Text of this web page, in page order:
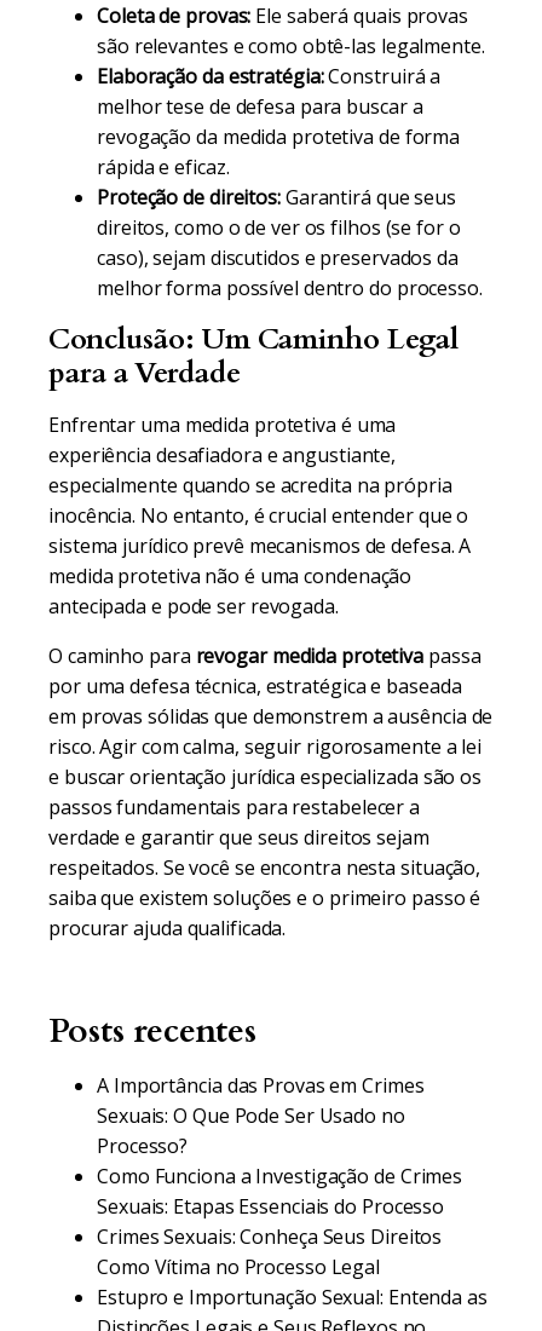
Coleta de provas: Ele saberá quais provas
são relevantes e como obtê-las legalmente.
Elaboração da estratégia:Construirá a
melhor tese de defesa para buscar a
revogação da medida protetiva de forma
rápida e eficaz.
Proteção de direitos:Garantirá que seus
direitos, como o de ver os filhos (se for o
caso), sejam discutidos e preservados da
melhor forma possível dentro do processo.
Conclusão: Um Caminho Legal
para a Verdade
Enfrentar uma medida protetiva é uma
experiência desafiadora e angustiante,
especialmente quando se acredita na própria
inocência. No entanto, é crucial entender que o
sistema jurídico prevê mecanismos de defesa. A
medida protetiva não é uma condenação
antecipada e pode ser revogada.
O caminho para revogar medida protetiva passa
por uma defesa técnica, estratégica e baseada
em provas sólidas que demonstrem a ausência de
risco. Agir com calma, seguir rigorosamente a lei
e buscar orientação jurídica especializada são os
passos fundamentais para restabelecer a
verdade e garantir que seus direitos sejam
respeitados. Se você se encontra nesta situação,
saiba que existem soluções e o primeiro passo é
procurar ajuda qualificada.
Posts recentes
A Importância das Provas em Crimes
Sexuais: O Que Pode Ser Usado no
Processo?
Como Funciona a Investigação de Crimes
Sexuais: Etapas Essenciais do Processo
Crimes Sexuais: Conheça Seus Direitos
Como Vítima no Processo Legal
Estupro e Importunação Sexual: Entenda as